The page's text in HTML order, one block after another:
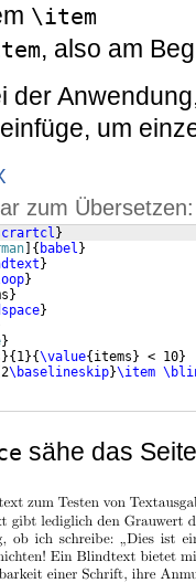
\item
, also am
der
einfüge, um
zum Übersetzen:
}
{ babel }
}
}
}
}
}
}{ 1}{\value{ items } < 10}
2\baselineskip}\item
sähe das